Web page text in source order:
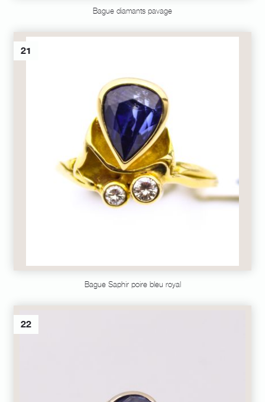
Bague diamants pavage
21
Bague Saphir poire bleu royal
22